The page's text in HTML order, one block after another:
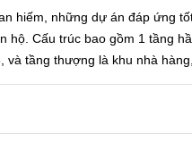
hiếm, những dự án đáp ứng
Cấu trúc bao gồm 1 tầng
tầng thượng là khu nhà